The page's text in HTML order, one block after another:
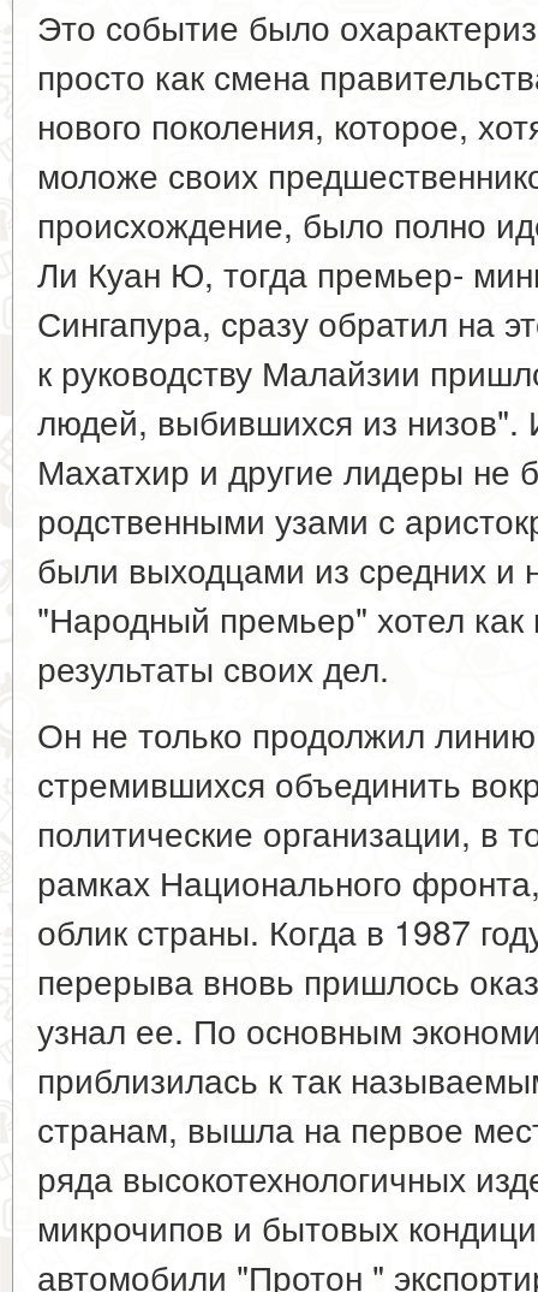
Это событие было
просто как смена
нового поколения, которое,
моложе своих
происхождение, было полно
Ли Куан Ю, тогда премьер-
Сингапура, сразу обратил на
к руководству Малайзии
людей, выбившихся из низов".
Махатхир и другие лидеры не
родственными узами с
были выходцами из средних и
"Народный премьер" хотел
результаты своих дел.
Он не только продолжил
стремившихся объединить
политические организации, в
рамках Национального
облик страны. Когда в 1987
перерыва вновь пришлось
узнал ее. По основным
приблизилась к так
странам, вышла на первое
ряда высокотехнологичных
микрочипов и бытовых
автомобили "Протон "